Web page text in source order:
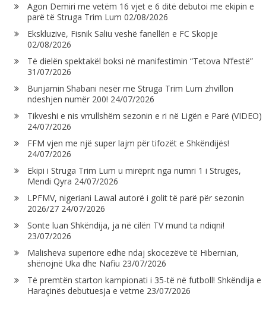
Agon Demiri me vetëm 16 vjet e 6 ditë debutoi me ekipin e
parë të Struga Trim Lum 02/08/2026
Ekskluzive, Fisnik Saliu veshë fanellën e FC Skopje
02/08/2026
Të dielën spektakël boksi në manifestimin “Tetova N’festë”
31/07/2026
Bunjamin Shabani nesër me Struga Trim Lum zhvillon
ndeshjen numër 200! 24/07/2026
Tikveshi e nis vrrullshëm sezonin e ri në Ligën e Parë (VIDEO)
24/07/2026
FFM vjen me një super lajm për tifozët e Shkëndijës!
24/07/2026
Ekipi i Struga Trim Lum u mirëprit nga numri 1 i Strugës,
Mendi Qyra 24/07/2026
LPFMV, nigeriani Lawal autorë i golit të parë për sezonin
2026/27 24/07/2026
Sonte luan Shkëndija, ja në cilën TV mund ta ndiqni!
23/07/2026
Malisheva superiore edhe ndaj skocezëve të Hibernian,
shënojnë Uka dhe Nafiu 23/07/2026
Të premtën starton kampionati i 35-të në futboll! Shkëndija e
Haraçinës debutuesja e vetme 23/07/2026